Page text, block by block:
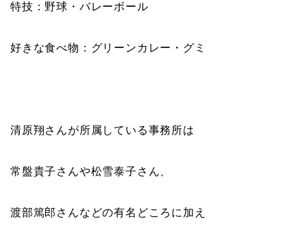
特技：野球・バレーボール
好きな食べ物：グリーンカレー・グミ
清原翔さんが所属している事務所は
常盤貴子さんや松雪泰子さん、
渡部篤郎さんなどの有名どころに加え